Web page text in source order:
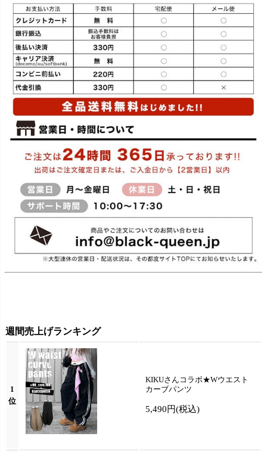
週間売上げランキング
1
位
KIKUさんコラボ★Wウエスト
カーブパンツ
5,490円(税込)